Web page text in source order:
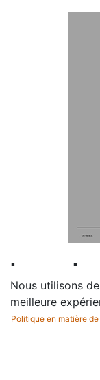
Loops I
Compositeur /
auteur:
Nous utilisons
meilleure
Politique en matière